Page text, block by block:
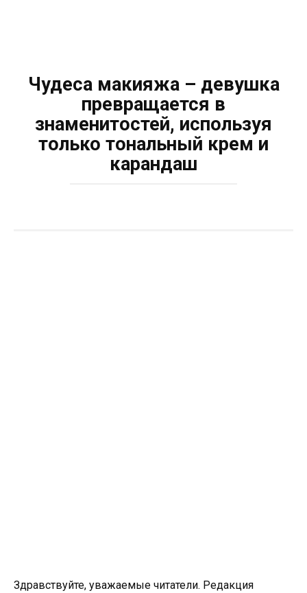
Чудеса макияжа – девушка
превращается в
знаменитостей, используя
только тональный крем и
карандаш
Здравствуйте, уважаемые читатели. Редакция